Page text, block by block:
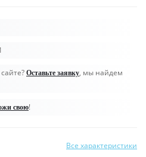
Оставьте заявку, мы найдем
свою!
Все характеристики